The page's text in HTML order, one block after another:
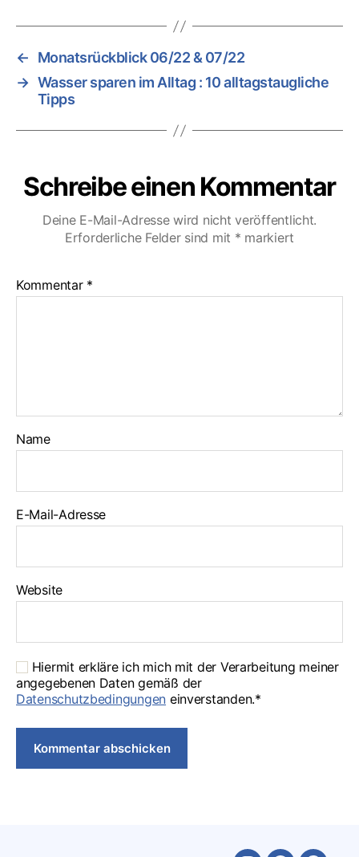
←
Monatsrückblick 06/22 & 07/22
→ Wasser sparen im Alltag : 10 alltagstaugliche
Tipps
Schreibe einen Kommentar
Deine E-Mail-Adresse wird nicht veröffentlicht.
Erforderliche Felder sind mit * markiert
Kommentar *
Name
E-Mail-Adresse
Website
Hiermit erkläre ich mich mit der Verarbeitung meiner
angegebenen Daten gemäß der
Datenschutzbedingungen einverstanden.*